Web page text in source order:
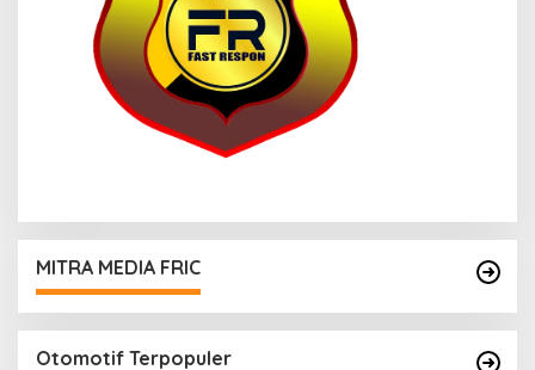
MITRA MEDIA FRIC
Otomotif Terpopuler